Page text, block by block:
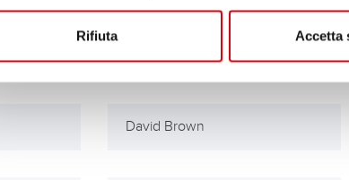
Rifiuta Accetta
David Brown